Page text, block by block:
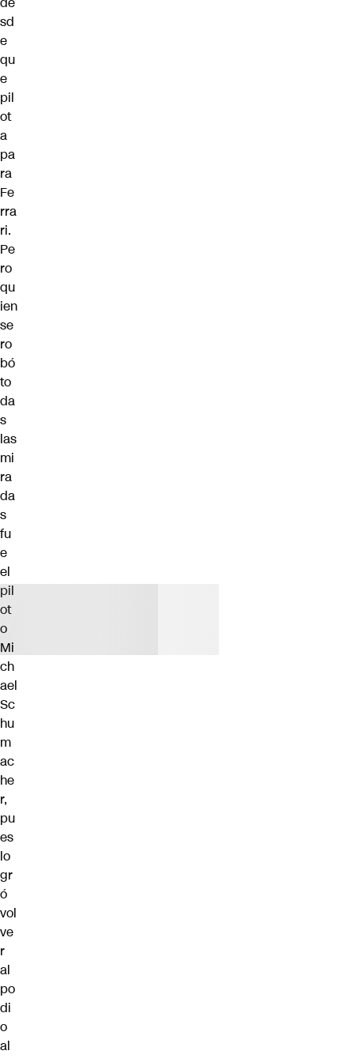
sd
e
qu
e
pil
ot
a
pa
ra
Fe
rra
ri.
Pe
ro
qu
ien
se
ro
bó
to
da
s
las
mi
ra
da
s
fu
e
el
pil
ot
o
Mi
ch
ael
Sc
hu
m
ac
he
r,
pu
es
lo
gr
ó
vol
ve
r
al
po
di
o
al